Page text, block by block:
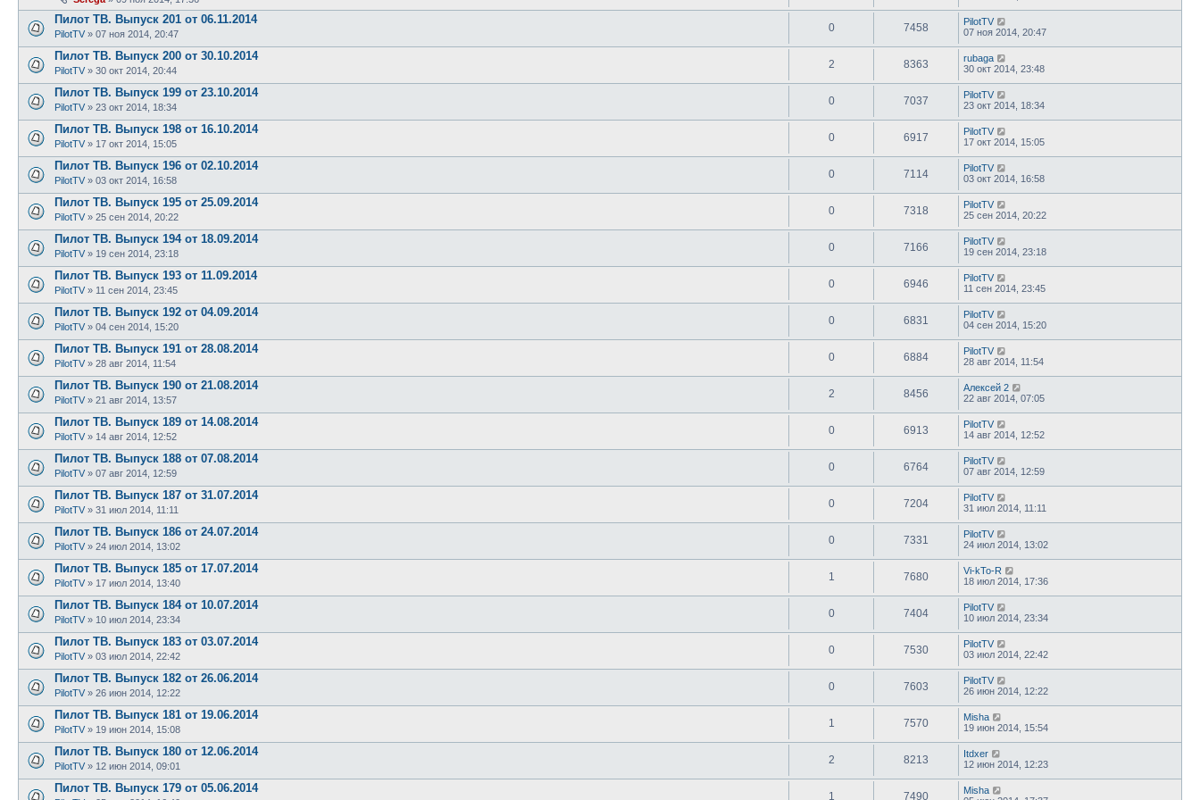
Пилот ТВ. Выпуск 201 от 06.11.2014
PilotTV » 07 ноя 2014, 20:47
0 7458
PilotTV
07 ноя 2014, 20:47
Пилот ТВ. Выпуск 200 от 30.10.2014
PilotTV » 30 окт 2014, 20:44
2 8363
rubaga
30 окт 2014, 23:48
Пилот ТВ. Выпуск 199 от 23.10.2014
PilotTV » 23 окт 2014, 18:34
0 7037
PilotTV
23 окт 2014, 18:34
Пилот ТВ. Выпуск 198 от 16.10.2014
PilotTV » 17 окт 2014, 15:05
0 6917
PilotTV
17 окт 2014, 15:05
Пилот ТВ. Выпуск 196 от 02.10.2014
PilotTV » 03 окт 2014, 16:58
0 7114
PilotTV
03 окт 2014, 16:58
Пилот ТВ. Выпуск 195 от 25.09.2014
PilotTV » 25 сен 2014, 20:22
0 7318
PilotTV
25 сен 2014, 20:22
Пилот ТВ. Выпуск 194 от 18.09.2014
PilotTV » 19 сен 2014, 23:18
0 7166
PilotTV
19 сен 2014, 23:18
Пилот ТВ. Выпуск 193 от 11.09.2014
PilotTV » 11 сен 2014, 23:45
0 6946
PilotTV
11 сен 2014, 23:45
Пилот ТВ. Выпуск 192 от 04.09.2014
PilotTV » 04 сен 2014, 15:20
0 6831
PilotTV
04 сен 2014, 15:20
Пилот ТВ. Выпуск 191 от 28.08.2014
PilotTV » 28 авг 2014, 11:54
0 6884
PilotTV
28 авг 2014, 11:54
Пилот ТВ. Выпуск 190 от 21.08.2014
PilotTV » 21 авг 2014, 13:57
2 8456
Алексей 2
22 авг 2014, 07:05
Пилот ТВ. Выпуск 189 от 14.08.2014
PilotTV » 14 авг 2014, 12:52
0 6913
PilotTV
14 авг 2014, 12:52
Пилот ТВ. Выпуск 188 от 07.08.2014
PilotTV » 07 авг 2014, 12:59
0 6764
PilotTV
07 авг 2014, 12:59
Пилот ТВ. Выпуск 187 от 31.07.2014
PilotTV » 31 июл 2014, 11:11
0 7204
PilotTV
31 июл 2014, 11:11
Пилот ТВ. Выпуск 186 от 24.07.2014
PilotTV » 24 июл 2014, 13:02
0 7331
PilotTV
24 июл 2014, 13:02
Пилот ТВ. Выпуск 185 от 17.07.2014
PilotTV » 17 июл 2014, 13:40
1 7680
Vi-kTo-R
18 июл 2014, 17:36
Пилот ТВ. Выпуск 184 от 10.07.2014
PilotTV » 10 июл 2014, 23:34
0 7404
PilotTV
10 июл 2014, 23:34
Пилот ТВ. Выпуск 183 от 03.07.2014
PilotTV » 03 июл 2014, 22:42
0 7530
PilotTV
03 июл 2014, 22:42
Пилот ТВ. Выпуск 182 от 26.06.2014
PilotTV » 26 июн 2014, 12:22
0 7603
PilotTV
26 июн 2014, 12:22
Пилот ТВ. Выпуск 181 от 19.06.2014
PilotTV » 19 июн 2014, 15:08
1 7570
Misha
19 июн 2014, 15:54
Пилот ТВ. Выпуск 180 от 12.06.2014
PilotTV » 12 июн 2014, 09:01
2 8213
Itdxer
12 июн 2014, 12:23
Пилот ТВ. Выпуск 179 от 05.06.2014
1 7490
Misha